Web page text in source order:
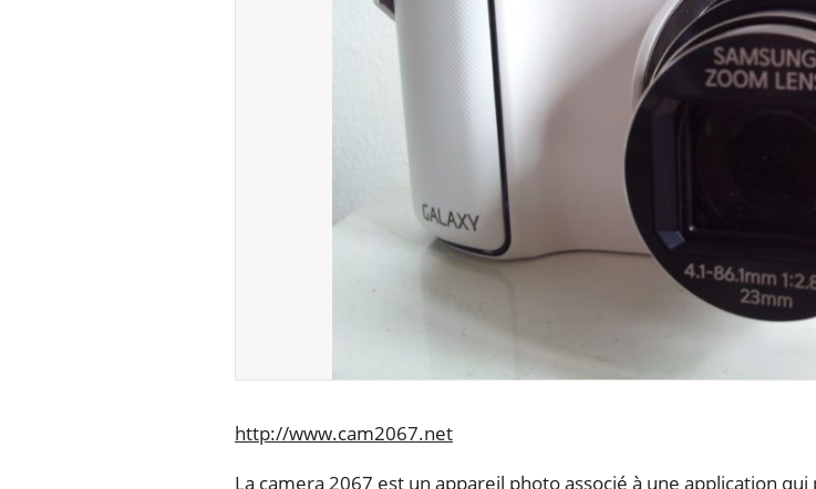
http://www.cam2067.net
La camera 2067 est un appareil photo associé à une application